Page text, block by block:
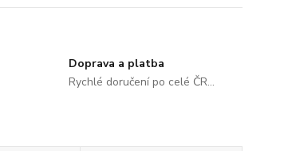
Doprava a platba
Rychlé doručení po celé ČR...